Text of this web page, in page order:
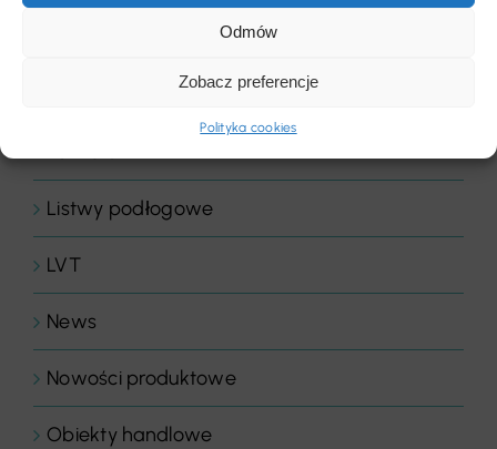
Odmów
Zobacz preferencje
Polityka cookies
Listwy podłogowe
LVT
News
Nowości produktowe
Obiekty handlowe